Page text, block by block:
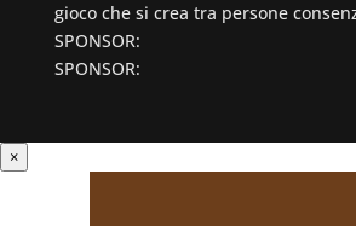
gioco che si crea tra persone
SPONSOR:
SPONSOR:
×